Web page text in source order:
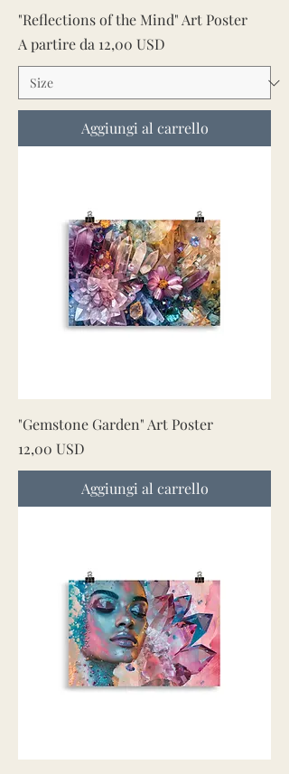
"Reflections of the Mind" Art Poster
A partire da 12,00 USD
Prezzo scontato
Aggiungi al carrello
"Gemstone Garden" Art Poster
Prezzo
12,00 USD
Aggiungi al carrello